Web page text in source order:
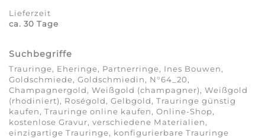
Lieferzeit
ca. 30 Tage
Suchbegriffe
Trauringe, Eheringe, Partnerringe, Ines Bouwen,
Goldschmiede, Goldschmiedin, N°64_20,
Champagnergold, Weißgold (champagner), Weißgold
(rhodiniert), Roségold, Gelbgold, Trauringe günstig
kaufen, Trauringe online kaufen, Online-Shop,
kostenlose Gravur, verschiedene Materialien,
einzigartige Trauringe, konfigurierbare Trauringe